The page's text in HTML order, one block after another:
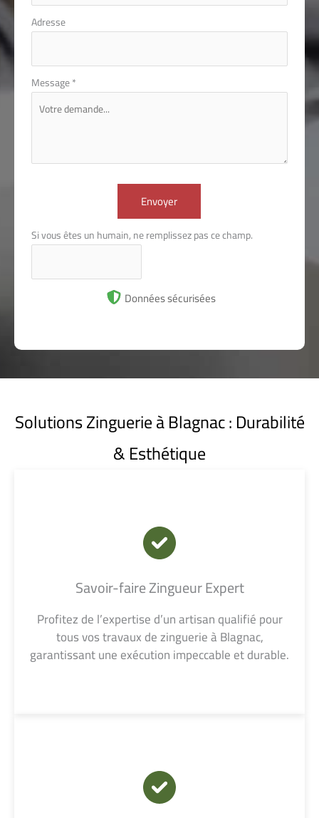
Adresse
Message*
Envoyer
Si vous êtes un humain, ne remplissez pas ce champ.
Données sécurisées
Solutions Zinguerie à Blagnac : Durabilité
& Esthétique
Savoir-faire Zingueur Expert
Profitez de l’expertise d’un artisan qualifié pour
tous vos travaux de zinguerie à Blagnac,
garantissant une exécution impeccable et durable.